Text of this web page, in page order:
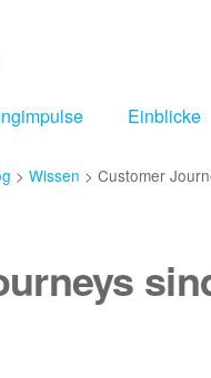
Einblicke
> Wissen > Customer